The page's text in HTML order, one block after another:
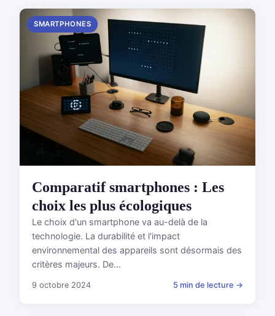
SMARTPHONES
Comparatif smartphones : Les
choix les plus écologiques
Le choix d'un smartphone va au-delà de la
technologie. La durabilité et l'impact
environnemental des appareils sont désormais des
critères majeurs. De...
9 octobre 2024 5 min de lecture →